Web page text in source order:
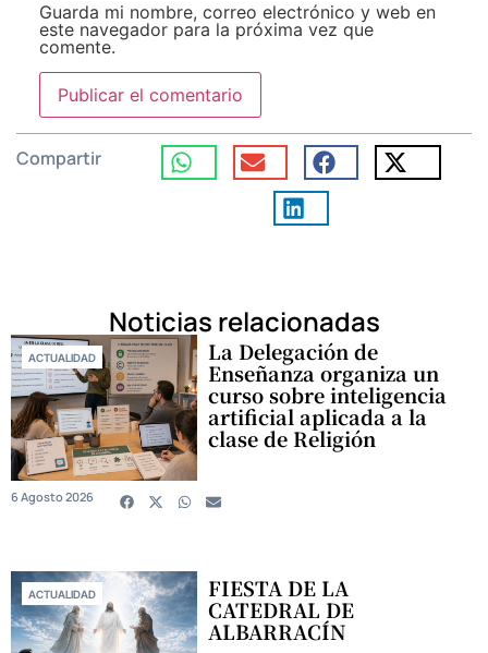
Guarda mi nombre, correo electrónico y web en
este navegador para la próxima vez que
comente.
Compartir
Noticias relacionadas
ACTUALIDAD La Delegación de
Enseñanza organiza un
curso sobre inteligencia
artificial aplicada a la
clase de Religión
6 Agosto 2026
ACTUALIDAD FIESTA DE LA
CATEDRAL DE
ALBARRACÍN